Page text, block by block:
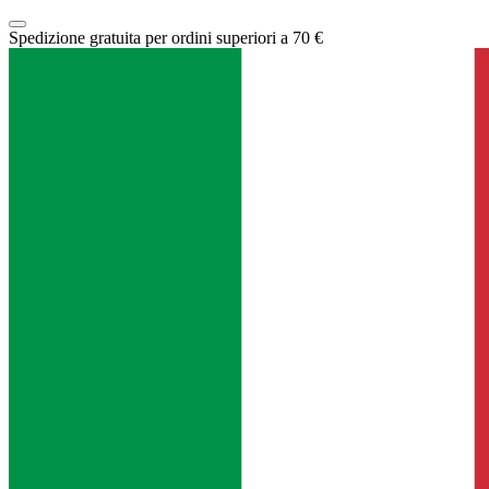
Spedizione gratuita per ordini superiori a 70 €